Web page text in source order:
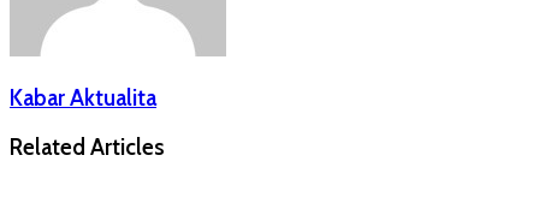
Kabar Aktualita
Related Articles